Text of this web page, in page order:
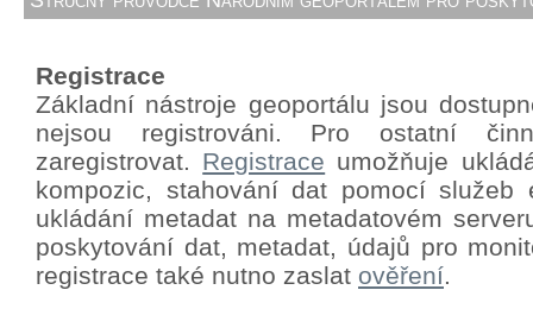
Registrace
Základní nástroje geoportálu jsou
nejsou registrováni. Pro ostatní
zaregistrovat. Registrace umožňuje
kompozic, stahování dat pomocíslužeb
ukládání metadat na metadatovém
poskytování dat, metadat, údajů pro
registrace také nutno zaslat ověření.